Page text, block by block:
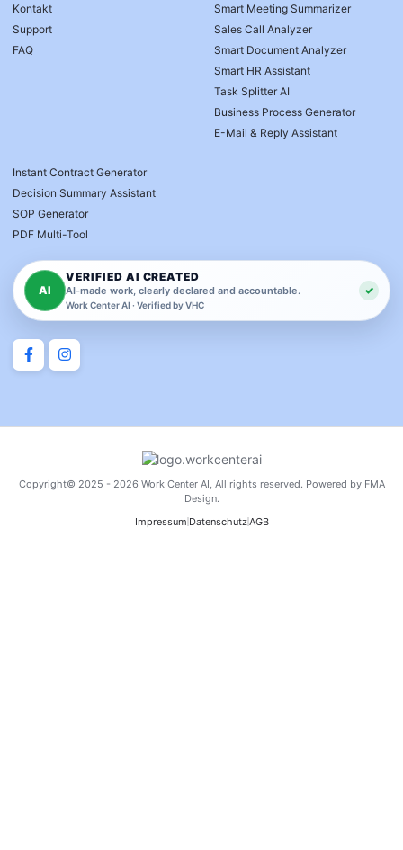
Kontakt
Support
FAQ
Smart Meeting Summarizer
Sales Call Analyzer
Smart Document Analyzer
Smart HR Assistant
Task Splitter AI
Business Process Generator
E-Mail & Reply Assistant
Instant Contract Generator
Decision Summary Assistant
SOP Generator
PDF Multi-Tool
AI
VERIFIED AI CREATED
AI-made work, clearly declared and accountable.
Work Center AI · Verified by VHC
✓
Copyright© 2025 - 2026 Work Center AI, All rights reserved. Powered by FMA
Design.
ImpressumDatenschutzAGB